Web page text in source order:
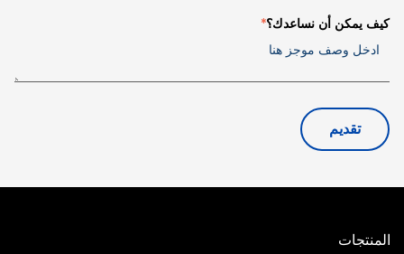
كيف يمكن أن نساعدك؟*
المنتجات